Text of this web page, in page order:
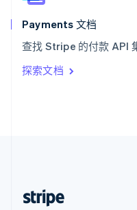
Payments 文档
查找 Stripe 的付款 API
探索文档
匈牙利
English
ItalianoEnglish
印度
English